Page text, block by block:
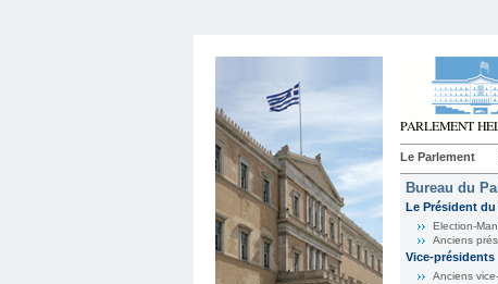
Le Parlement
Bureau du
Le Président
Election-
Anciens
Vice-présidents
Anciens